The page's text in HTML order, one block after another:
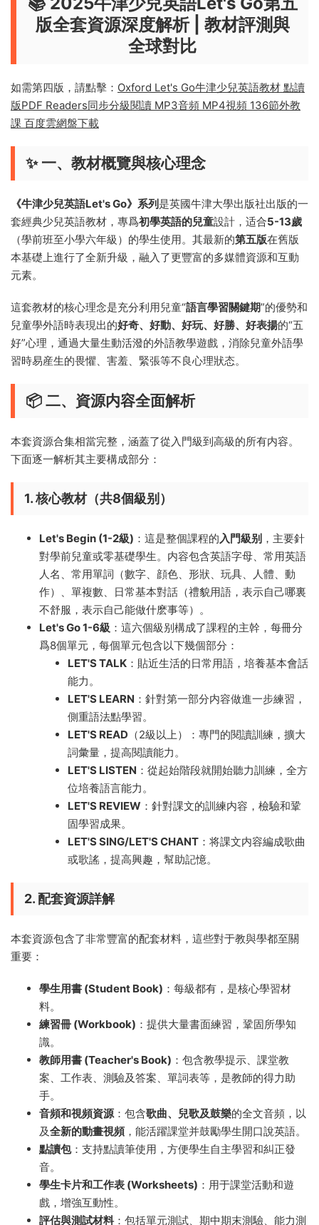
版全套資源深度解析 | 教材評測與
全球對比
如需第四版，請點擊： Oxford Let's Go牛津少兒英語教材 點讀
版PDF Readers同步分級閱讀 MP3音頻 MP4視頻 136節外教
課 百度雲網盤下載
✨ 一、教材概覽與核心理念
《牛津少兒英語Let's Go》系列是英國牛津大學出版社出版的一
套經典少兒英語教材，專爲初學英語的兒童設計，适合5-13歲
（學前班至小學六年級）的學生使用。其最新的第五版在舊版
本基礎上進行了全新升級，融入了更豐富的多媒體資源和互動
元素。
這套教材的核心理念是充分利用兒童“語言學習關鍵期”的優勢和
兒童學外語時表現出的好奇、好動、好玩、好勝、好表揚的“五
好”心理，通過大量生動活潑的外語教學遊戲，消除兒童外語學
習時易産生的畏懼、害羞、緊張等不良心理狀态。
📦 二、資源内容全面解析
本套資源合集相當完整，涵蓋了從入門級到高級的所有内容。
下面逐一解析其主要構成部分：
1. 核心教材（共8個級别）
Let's Begin (1-2級) ：這是整個課程的 入門級别 ，主要針
對學前兒童或零基礎學生。内容包含英語字母、常用英語
人名、常用單詞（數字、顔色、形狀、玩具、人體、動
作）、單複數、日常基本對話（禮貌用語，表示自己哪裏
不舒服，表示自己能做什麽事等）。
Let's Go 1-6級 ：這六個級别構成了課程的主幹，每冊分
爲8個單元，每個單元包含以下幾個部分：
LET'S TALK ：貼近生活的日常用語，培養基本會話
能力。
LET'S LEARN ：針對第一部分内容做進一步練習，
側重語法點學習。
LET'S READ （2級以上）：專門的閱讀訓練，擴大
詞彙量，提高閱讀能力。
LET'S LISTEN ：從起始階段就開始聽力訓練，全方
位培養語言能力。
LET'S REVIEW ：針對課文的訓練内容，檢驗和鞏
固學習成果。
LET'S SING/LET'S CHANT ：将課文内容編成歌曲
或歌謠，提高興趣，幫助記憶。
2. 配套資源詳解
本套資源包含了非常豐富的配套材料，這些對于教與學都至關
重要：
學生用書 (Student Book) ：每級都有，是核心學習材
料。
練習冊 (Workbook) ：提供大量書面練習，鞏固所學知
識。
教師用書 (Teacher's Book) ：包含教學提示、課堂教
案、工作表、測驗及答案、單詞表等，是教師的得力助
手。
音頻和視頻資源 ：包含歌曲、兒歌及鼓樂的全文音頻，以
及全新的動畫視頻，能活躍課堂并鼓勵學生開口說英語。
點讀包：支持點讀筆使用，方便學生自主學習和糾正發
音。
學生卡片和工作表 (Worksheets) ：用于課堂活動和遊
戲，增強互動性。
評估與測試材料 ：包括單元測試、期中期末測驗、能力測